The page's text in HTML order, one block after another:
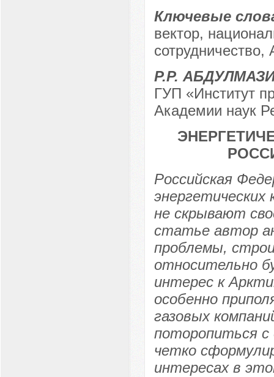
Ключевые
вектор,
Р.Р.
ГУП «Институт
Академии наук
Российская
энергетических
не скрывают
статье автор
проблемы,
относительно
интерес к
особенно
газовых
поторопиться с
четко
интересах в